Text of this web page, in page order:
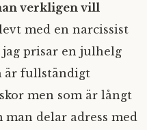
verkligen vill
med en narcissist
prisar en julhelg
är fullständigt
men som är långt
delar adress med